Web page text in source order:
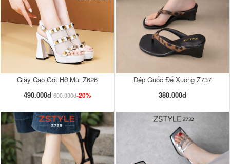
Giày Cao Gót Hở Mũi Z626
490.000đ 600.000đ-20%
Dép Guốc Đế Xuồng Z737
380.000đ